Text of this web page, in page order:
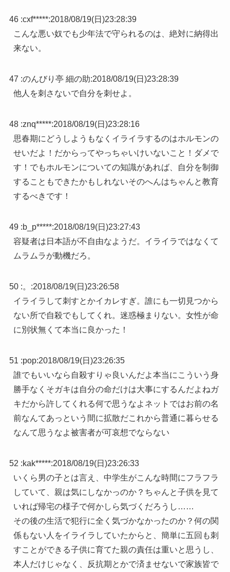
46 :cxf*****:2018/08/19(日)23:28:39
こんな悪い奴でも少年法で守られるのは、絶対に納得出
来ない。
47 :のんびり亭 細の助:2018/08/19(日)23:28:39
他人を刺さないで自分を刺せよ。
48 :znq*****:2018/08/19(日)23:28:16
思春期にどうしようもなくイライラするのはホルモンの
せいだよ！だからってやっちゃいけいないこと！ダメで
す！でもホルモンについての知識があれば、自分を制御
することもできたかもしれないそのへんはちゃんと教育
するべきです！
49 :b_p*****:2018/08/19(日)23:27:43
容疑者は日本語が不自由なようだ。イライラではなくて
ムラムラが動機だろ。
50 :。 :2018/08/19(日)23:26:58
イライラして刺すとかイカレすぎ。誰にも一切見つから
ない所で自殺でもしてくれ。迷惑極まりない。女性が命
に別状無くて本当に良かった！
51 :pop:2018/08/19(日)23:26:35
誰でもいいなら自殺すりゃ良いんだよ本当にこういう身
勝手なくそガキは自分の命だけは大事にするんだよねガ
キだから許してくれる何で思うなよネットではお前の名
前なんてあっという間に拡散だこれから普通に暮らせる
なんて思うなよ被害者が可哀想でならない
52 :kak*****:2018/08/19(日)23:26:33
いくら男の子とは言え、中学生がこんな時間にフラフラ
していて、親は気にしなかっのか？ちゃんと子供を見て
いれば帰宅の様子で何かしら気づくだろうし……
その後の生活で犯行に全く気づかなかったのか？何の関
係もない人をイライラしていたからと、簡単に五回も刺
すことができる子供に育てた親の責任は重いと思うし、
本人だけじゃなく、反抗期とかで済ませないで家族皆で